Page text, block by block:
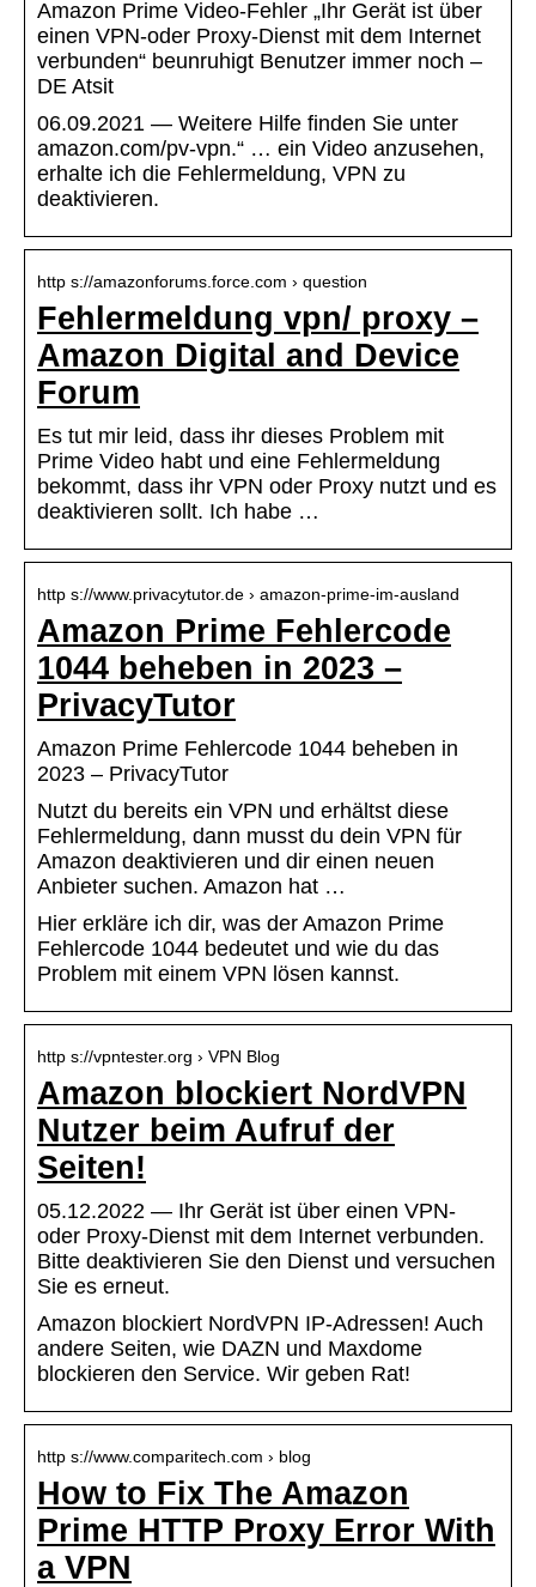
Amazon Prime Video-Fehler „Ihr Gerät ist über
einen VPN-oder Proxy-Dienst mit dem Internet
verbunden“ beunruhigt Benutzer immer noch –
DE Atsit
06.09.2021 — Weitere Hilfe finden Sie unter
amazon.com/pv-vpn.“ … ein Video anzusehen,
erhalte ich die Fehlermeldung, VPN zu
deaktivieren.
http s://amazonforums.force.com › question
Fehlermeldung vpn/ proxy –
Amazon Digital and Device
Forum
Es tut mir leid, dass ihr dieses Problem mit
Prime Video habt und eine Fehlermeldung
bekommt, dass ihr VPN oder Proxy nutzt und es
deaktivieren sollt. Ich habe …
http s://www.privacytutor.de › amazon-prime-im-ausland
Amazon Prime Fehlercode
1044 beheben in 2023 –
PrivacyTutor
Amazon Prime Fehlercode 1044 beheben in
2023 – PrivacyTutor
Nutzt du bereits ein VPN und erhältst diese
Fehlermeldung, dann musst du dein VPN für
Amazon deaktivieren und dir einen neuen
Anbieter suchen. Amazon hat …
Hier erkläre ich dir, was der Amazon Prime
Fehlercode 1044 bedeutet und wie du das
Problem mit einem VPN lösen kannst.
http s://vpntester.org › VPN Blog
Amazon blockiert NordVPN
Nutzer beim Aufruf der
Seiten!
05.12.2022 — Ihr Gerät ist über einen VPN-
oder Proxy-Dienst mit dem Internet verbunden.
Bitte deaktivieren Sie den Dienst und versuchen
Sie es erneut.
Amazon blockiert NordVPN IP-Adressen! Auch
andere Seiten, wie DAZN und Maxdome
blockieren den Service. Wir geben Rat!
http s://www.comparitech.com › blog
How to Fix The Amazon
Prime HTTP Proxy Error With
a VPN